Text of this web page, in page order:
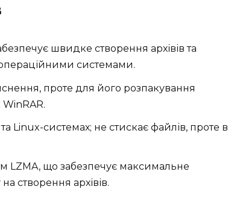
швидке створення архівів та
операційними системами.
проте для його розпакування
WinRAR.
Linux-системах; не стискає файлів, проте в
LZMA, що забезпечує максимальне
створення архівів.